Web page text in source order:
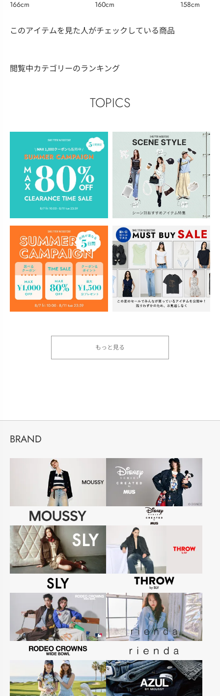
166cm 160cm 158cm
このアイテムを見た人がチェックしている商品
閲覧中カテゴリーのランキング
TOPICS
もっと見る
BRAND